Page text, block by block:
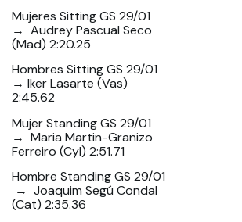
Mujeres Sitting GS 29/01
→ Audrey Pascual Seco
(Mad) 2:20.25
Hombres Sitting GS 29/01
→ Iker Lasarte (Vas)
2:45.62
Mujer Standing GS 29/01
→ Maria Martin-Granizo
Ferreiro (Cyl) 2:51.71
Hombre Standing GS 29/01
→ Joaquim Segú Condal
(Cat) 2:35.36